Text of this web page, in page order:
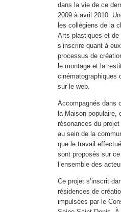
dans la vie de ce
2009 à avril 2010.
les collégiens de la
Arts plastiques et
s’inscrire quant à
processus de
le montage et la
cinématographiques
sur le web.
Accompagnés dans
la Maison populaire,
résonances du
au sein de la
que le travail
sont proposés sur
l’ensemble des
Ce projet s’inscrit
résidences de
impulsées par le